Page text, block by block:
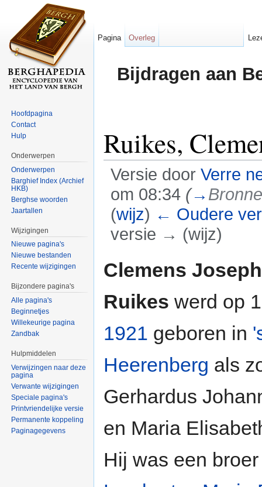
Bijdragen aan
Ruikes,
Versie door Verre
om 08:34 (→
(wijz) ← Oudere
versie → (wijz)
Clemens
Ruikes werd op
1921 geboren in
Heerenberg als
Gerhardus
en Maria
Hij was een
Pagina Overleg
Hoofdpagina
Contact
Hulp
Onderwerpen
Onderwerpen
Barghief Index (Archief
HKB)
Berghse woorden
Jaartallen
Wijzigingen
Nieuwe pagina's
Nieuwe bestanden
Recente wijzigingen
Bijzondere pagina's
Alle pagina's
Beginnetjes
Willekeurige pagina
Zandbak
Hulpmiddelen
Verwijzingen naar deze
pagina
Verwante wijzigingen
Speciale pagina's
Printvriendelijke versie
Permanente koppeling
Paginagegevens